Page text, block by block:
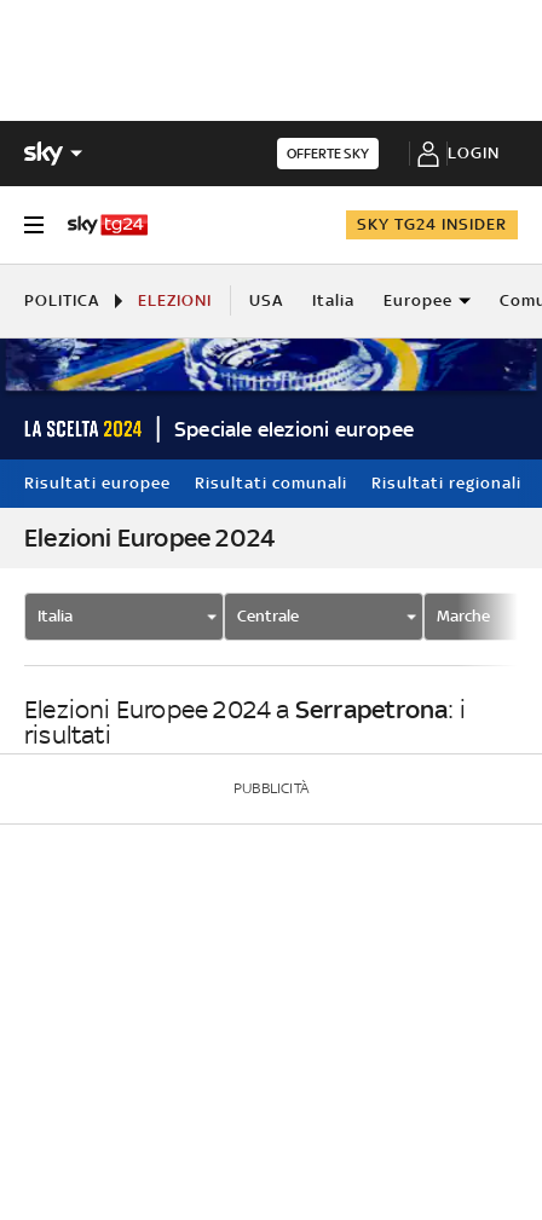
OFFERTE SKY LOGIN
SKY TG24 INSIDER
POLITICA ELEZIONI USA Italia Europee
Speciale elezioni europee
Risultati europee Risultati comunali Risultati regionali
Elezioni Europee 2024
Italia Centrale Marche
Elezioni Europee 2024 a Serrapetrona: i
risultati
PUBBLICITÀ